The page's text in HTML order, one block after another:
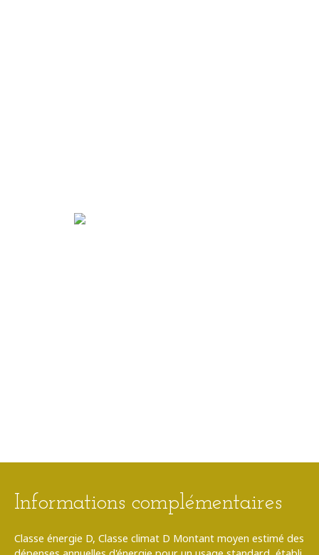
Informations complémentaires
Classe énergie D, Classe climat D Montant moyen estimé des